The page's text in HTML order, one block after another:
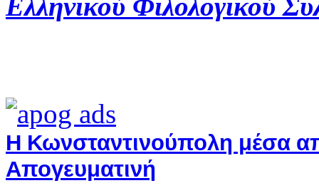
Η Κωνσταντινούπολη μέσα
Απογευματινή